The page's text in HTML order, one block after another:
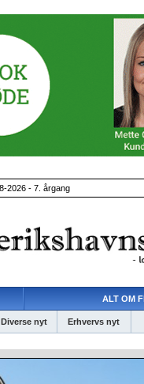
2026 - 7. årgang
ALT OM
Diverse nyt Erhvervs nyt